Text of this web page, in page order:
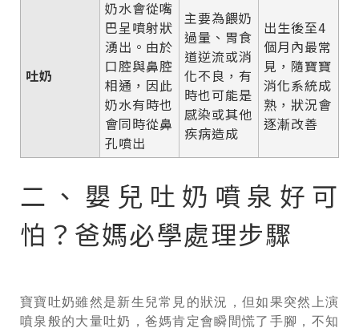
吐奶
奶水會從嘴
巴呈噴射狀
湧出。由於
口腔與鼻腔
相通，因此
奶水有時也
會同時從鼻
孔噴出
主要為餵奶
過量、胃食
道逆流或消
化不良，有
時也可能是
感染或其他
疾病造成
出生後至4
個月內最常
見，隨寶寶
消化系統成
熟，狀況會
逐漸改善
二、嬰兒吐奶噴泉好可
怕？爸媽必學處理步驟
寶寶吐奶雖然是新生兒常見的狀況，但如果突然上演
噴泉般的大量吐奶，爸媽肯定會瞬間慌了手腳，不知